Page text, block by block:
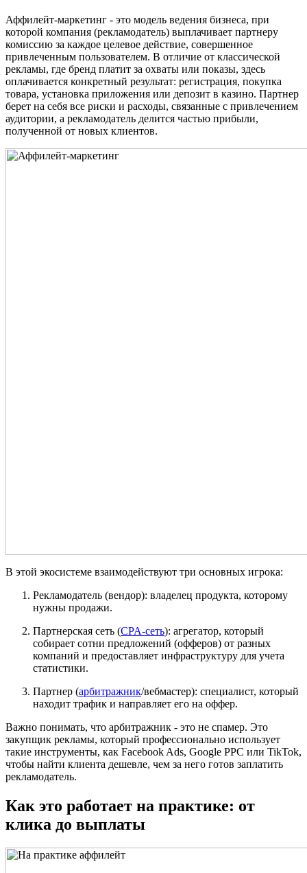
Аффилейт-маркетинг - это модель ведения бизнеса, при
которой компания (рекламодатель) выплачивает партнеру
комиссию за каждое целевое действие, совершенное
привлеченным пользователем. В отличие от классической
рекламы, где бренд платит за охваты или показы, здесь
оплачивается конкретный результат: регистрация, покупка
товара, установка приложения или депозит в казино. Партнер
берет на себя все риски и расходы, связанные с привлечением
аудитории, а рекламодатель делится частью прибыли,
полученной от новых клиентов.
В этой экосистеме взаимодействуют три основных игрока:
Рекламодатель (вендор): владелец продукта, которому
нужны продажи.
Партнерская сеть (CPA-сеть): агрегатор, который
собирает сотни предложений (офферов) от разных
компаний и предоставляет инфраструктуру для учета
статистики.
Партнер (арбитражник/вебмастер): специалист, который
находит трафик и направляет его на оффер.
Важно понимать, что арбитражник - это не спамер. Это
закупщик рекламы, который профессионально использует
такие инструменты, как Facebook Ads, Google PPC или TikTok,
чтобы найти клиента дешевле, чем за него готов заплатить
рекламодатель.
Как это работает на практике: от
клика до выплаты